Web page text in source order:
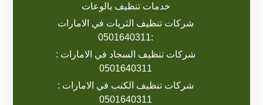
خدمات تنظيف بالوعات
شركات تنظيف الثريات في الامارات
:0501640311
شركات تنظيف السجاد في الامارات :
0501640311
شركات تنظيف الكنب في الامارات :
0501640311